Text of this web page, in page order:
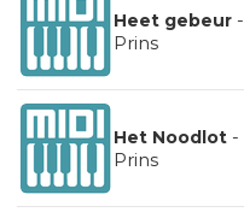
Heet gebeur-
Prins
Het Noodlot-
Prins